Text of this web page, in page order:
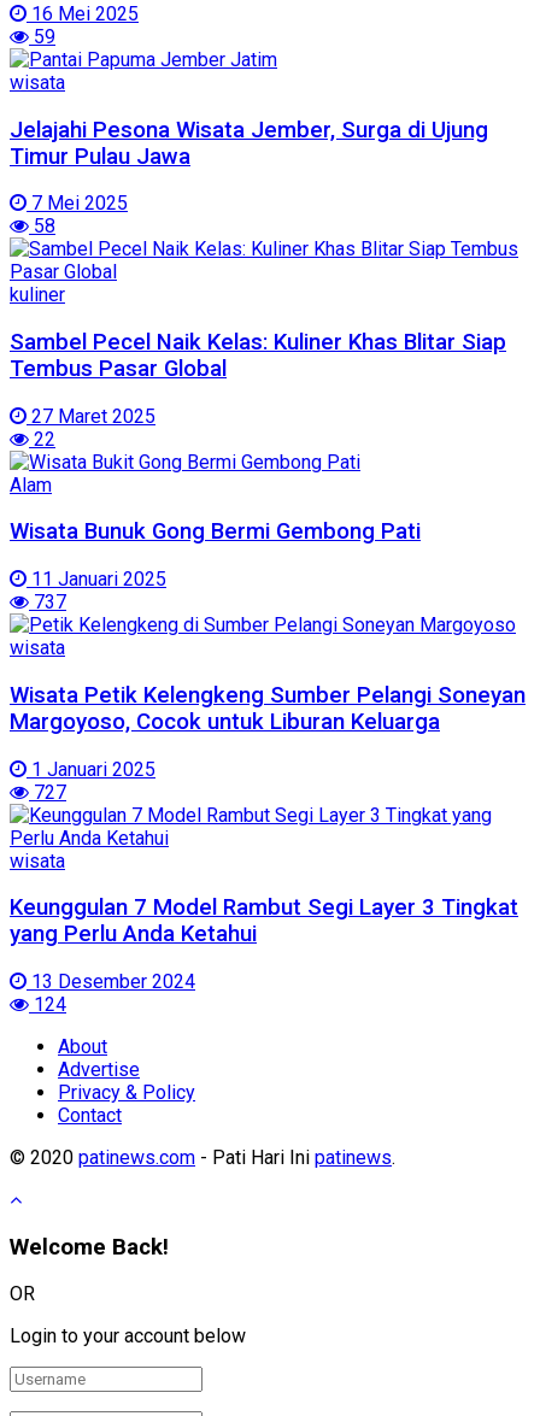
16 Mei 2025
59
wisata
Jelajahi Pesona Wisata Jember, Surga di Ujung
Timur Pulau Jawa
7 Mei 2025
58
kuliner
Sambel Pecel Naik Kelas: Kuliner Khas Blitar Siap
Tembus Pasar Global
27 Maret 2025
22
Alam
Wisata Bunuk Gong Bermi Gembong Pati
11 Januari 2025
737
wisata
Wisata Petik Kelengkeng Sumber Pelangi Soneyan
Margoyoso, Cocok untuk Liburan Keluarga
1 Januari 2025
727
wisata
Keunggulan 7 Model Rambut Segi Layer 3 Tingkat
yang Perlu Anda Ketahui
13 Desember 2024
124
About
Advertise
Privacy & Policy
Contact
© 2020 patinews.com - Pati Hari Ini patinews.
Welcome Back!
OR
Login to your account below